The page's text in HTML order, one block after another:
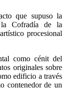
que supuso la
Cofradía de la
procesional
como cénit del
originales sobre
edificio a través
contenedor de un